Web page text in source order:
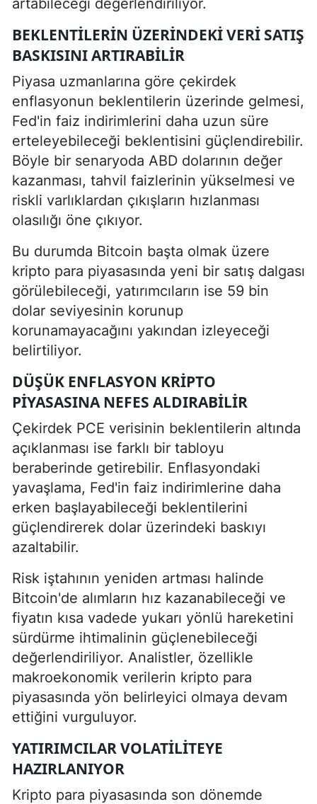
BEKLENTILERIN ÜZERINDEKI VERI SATIŞ
BASKISINI ARTIRABILIR
Piyasa uzmanlarına göre çekirdek
enflasyonun beklentilerin üzerinde gelmesi,
Fed'in faiz indirimlerini daha uzun süre
erteleyebileceği beklentisini güçlendirebilir.
Böyle bir senaryoda ABD dolarının değer
kazanması, tahvil faizlerinin yükselmesi ve
riskli varlıklardan çıkışların hızlanması
olasılığı öne çıkıyor.
Bu durumda Bitcoin başta olmak üzere
kripto para piyasasında yeni bir satış dalgası
görülebileceği, yatırımcıların ise 59 bin
dolar seviyesinin korunup
korunamayacağını yakından izleyeceği
belirtiliyor.
DÜŞÜK ENFLASYON KRIPTO
PIYASASINA NEFES ALDIRABILIR
Çekirdek PCE verisinin beklentilerin altında
açıklanması ise farklı bir tabloyu
beraberinde getirebilir. Enflasyondaki
yavaşlama, Fed'in faiz indirimlerine daha
erken başlayabileceği beklentilerini
güçlendirerek dolar üzerindeki baskıyı
azaltabilir.
Risk iştahının yeniden artması halinde
Bitcoin'de alımların hız kazanabileceği ve
fiyatın kısa vadede yukarı yönlü hareketini
sürdürme ihtimalinin güçlenebileceği
değerlendiriliyor. Analistler, özellikle
makroekonomik verilerin kripto para
piyasasında yön belirleyici olmaya devam
ettiğini vurguluyor.
YATIRIMCILAR VOLATILITEYE
HAZIRLANIYOR
Kripto para piyasasında son dönemde